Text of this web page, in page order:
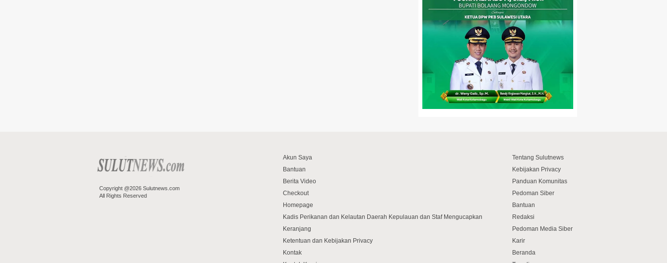
Copyright @2026 Sulutnews.com
All Rights Reserved
Akun Saya
Bantuan
Berita Video
Checkout
Homepage
Kadis Perikanan dan Kelautan Daerah Kepulauan dan Staf Mengucapkan
Keranjang
Ketentuan dan Kebijakan Privacy
Kontak
Tentang Sulutnews
Kebijakan Privacy
Panduan Komunitas
Pedoman Siber
Bantuan
Redaksi
Pedoman Media Siber
Karir
Beranda